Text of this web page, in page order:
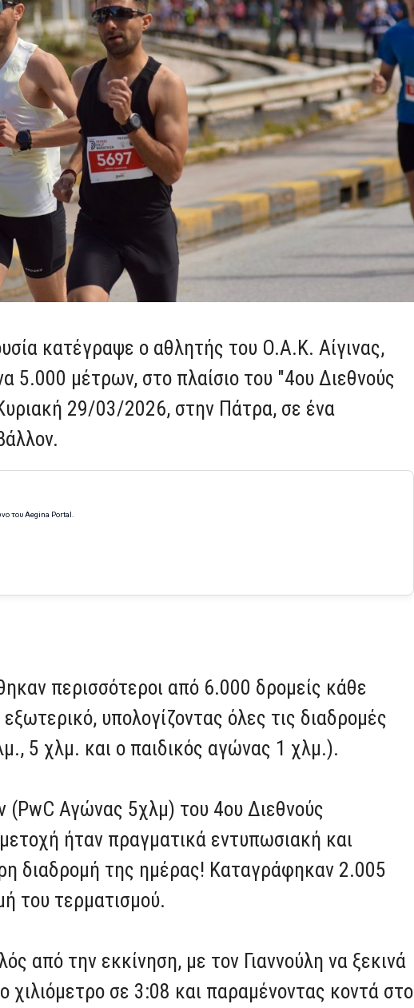
κατέγραψε ο αθλητής του Ο.Α.Κ. Αίγινας,
5.000 μέτρων, στο πλαίσιο του "4ου Διεθνούς
29/03/2026, στην Πάτρα, σε ένα
του Aegina Portal.
περισσότεροι από 6.000 δρομείς κάθε
υπολογίζοντας όλες τις διαδρομές
5 χλμ. και ο παιδικός αγώνας 1 χλμ.).
(PwC Αγώνας 5χλμ) του 4ου Διεθνούς
ήταν πραγματικά εντυπωσιακή και
διαδρομή της ημέρας! Καταγράφηκαν 2.005
του τερματισμού.
από την εκκίνηση, με τον Γιαννούλη να ξεκινά
σε 3:08 και παραμένοντας κοντά στο